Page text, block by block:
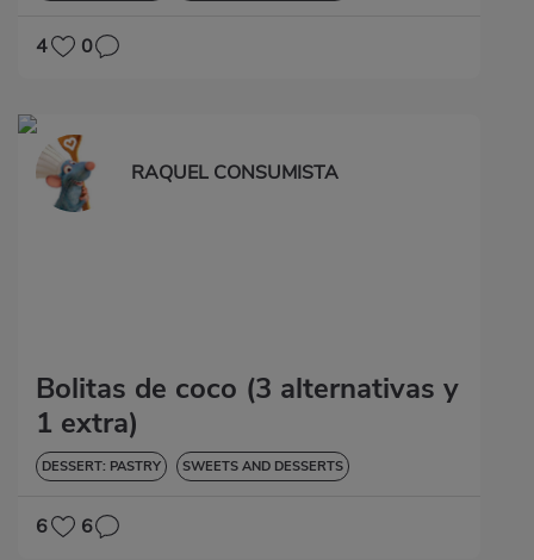
4 0
RAQUEL CONSUMISTA
Bolitas de coco (3 alternativas y
1 extra)
DESSERT: PASTRY SWEETS AND DESSERTS
6 6